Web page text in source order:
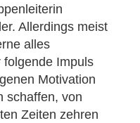
Allerdings meist
alles
folgende Impuls
Motivation
schaffen, von
Zeiten zehren